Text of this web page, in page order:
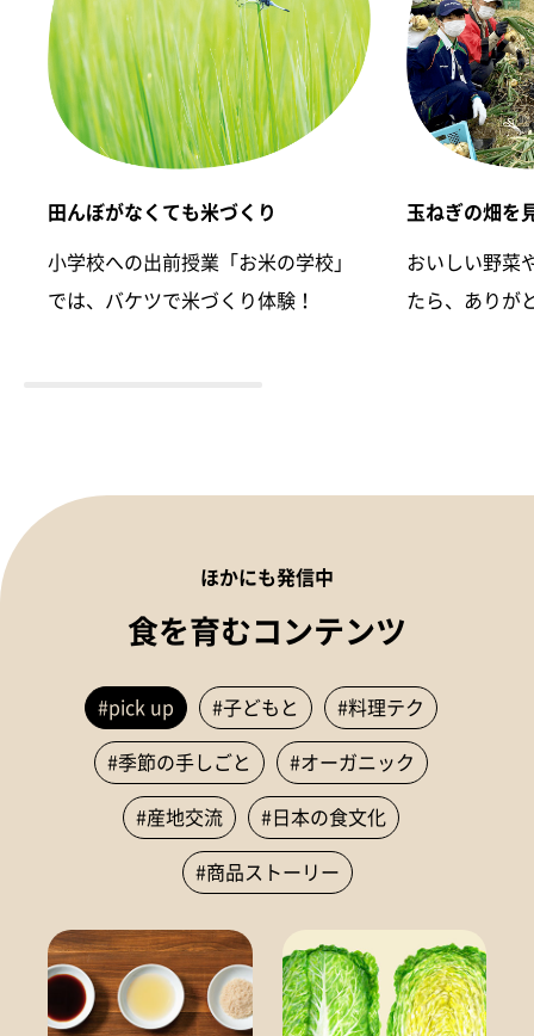
田んぼがなくても米づくり
小学校への出前授業「お米の学校」
では、バケツで米づくり体験！
玉ねぎの畑を
おいしい野菜
たら、ありが
ほかにも発信中
食を育むコンテンツ
#pick up #子どもと #料理テク
#季節の手しごと #オーガニック
#産地交流 #日本の食文化
#商品ストーリー